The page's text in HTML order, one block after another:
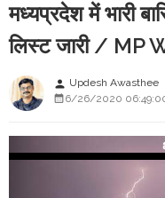
मध्यप्रदेश में भारी
लिस्ट जारी / MP
person Updesh Awasthee
6/26/2020